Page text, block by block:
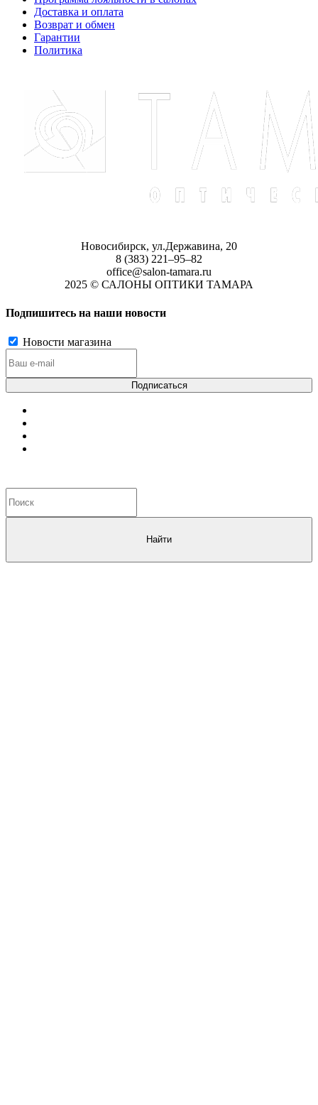
Доставка и оплата
Возврат и обмен
Гарантии
Политика
Новосибирск, ул.Державина, 20
8 (383) 221‒95‒82
office@salon-tamara.ru
2025 © САЛОНЫ ОПТИКИ ТАМАРА
Подпишитесь на наши новости
Новости магазина
Найти